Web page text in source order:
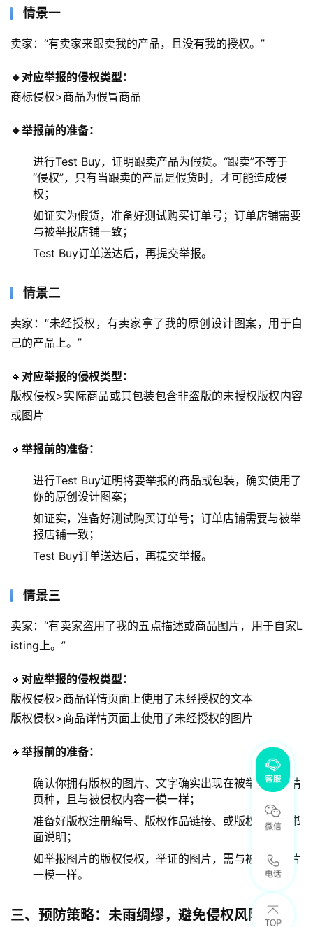
情景一
卖家：“有卖家来跟卖我的产品，且没有我的授权。”
🔸对应举报的侵权类型：
商标侵权>商品为假冒商品
🔸举报前的准备：
进行Test Buy，证明跟卖产品为假货。“跟卖”不等于
“侵权”，只有当跟卖的产品是假货时，才可能造成侵
权；
如证实为假货，准备好测试购买订单号；订单店铺需要
与被举报店铺一致；
Test Buy订单送达后，再提交举报。
情景二
卖家：“未经授权，有卖家拿了我的原创设计图案，用于自
己的产品上。”
🔸 对应举报的侵权类型：
版权侵权>实际商品或其包装包含非盗版的未授权版权内容
或图片
🔸 举报前的准备：
进行Test Buy证明将要举报的商品或包装，确实使用了
你的原创设计图案；
如证实，准备好测试购买订单号；订单店铺需要与被举
报店铺一致；
Test Buy订单送达后，再提交举报。
情景三
卖家：“有卖家盗用了我的五点描述或商品图片，用于自家L
isting上。”
🔸 对应举报的侵权类型：
版权侵权>商品详情页面上使用了未经授权的文本
版权侵权>商品详情页面上使用了未经授权的图片
🔸 举报前的准备：
确认你拥有版权的图片、文字确实出现在被举报的详情
页种，且与被侵权内容一模一样；
准备好版权注册编号、版权作品链接、或版权作品的书
面说明；
如举报图片的版权侵权，举证的图片，需与被侵权图片
一模一样。
三、预防策略：未雨绸缪，避免侵权风险